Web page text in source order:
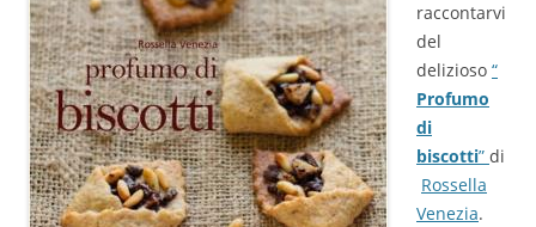
raccontarvi
del
delizioso “
Profumo
di
biscotti” di
Rossella
Venezia.